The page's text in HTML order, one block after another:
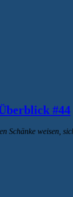
#44
weisen,